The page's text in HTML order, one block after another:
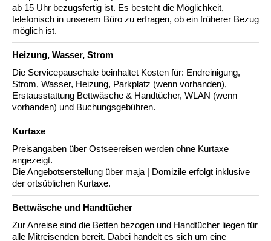
ab 15 Uhr bezugsfertig ist. Es besteht die Möglichkeit,
telefonisch in unserem Büro zu erfragen, ob ein früherer Bezug
möglich ist.
Heizung, Wasser, Strom
Die Servicepauschale beinhaltet Kosten für: Endreinigung,
Strom, Wasser, Heizung, Parkplatz (wenn vorhanden),
Erstausstattung Bettwäsche & Handtücher, WLAN (wenn
vorhanden) und Buchungsgebühren.
Kurtaxe
Preisangaben über Ostseereisen werden ohne Kurtaxe
angezeigt.
Die Angebotserstellung über maja | Domizile erfolgt inklusive
der ortsüblichen Kurtaxe.
Bettwäsche und Handtücher
Zur Anreise sind die Betten bezogen und Handtücher liegen für
alle Mitreisenden bereit. Dabei handelt es sich um eine